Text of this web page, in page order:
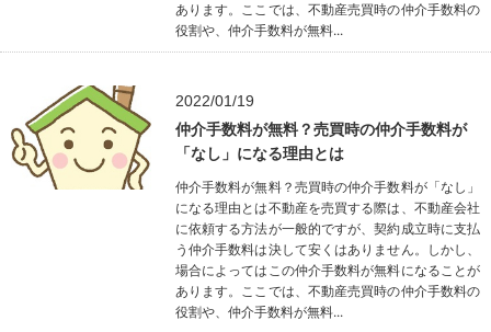
あります。ここでは、不動産売買時の仲介手数料の
役割や、仲介手数料が無料...
2022/01/19
仲介手数料が無料？売買時の仲介手数料が
「なし」になる理由とは
仲介手数料が無料？売買時の仲介手数料が「なし」
になる理由とは不動産を売買する際は、不動産会社
に依頼する方法が一般的ですが、契約成立時に支払
う仲介手数料は決して安くはありません。しかし、
場合によってはこの仲介手数料が無料になることが
あります。ここでは、不動産売買時の仲介手数料の
役割や、仲介手数料が無料...